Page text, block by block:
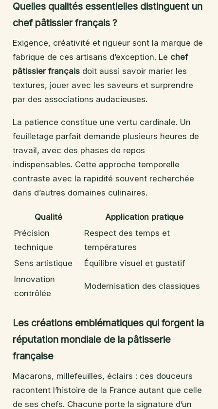
Quelles qualités essentielles distinguent un
chef pâtissier français ?
Exigence, créativité et rigueur sont la marque de
fabrique de ces artisans d’exception. Le chef
pâtissier français doit aussi savoir marier les
textures, jouer avec les saveurs et surprendre
par des associations audacieuses.
La patience constitue une vertu cardinale. Un
feuilletage parfait demande plusieurs heures de
travail, avec des phases de repos
indispensables. Cette approche temporelle
contraste avec la rapidité souvent recherchée
dans d’autres domaines culinaires.
Qualité
Application pratique
Précision
technique
Respect des temps et
températures
Sens artistique
Équilibre visuel et gustatif
Innovation
contrôlée
Modernisation des classiques
Les créations emblématiques qui forgent la
réputation mondiale de la pâtisserie
française
Macarons, millefeuilles, éclairs : ces douceurs
racontent l’histoire de la France autant que celle
de ses chefs. Chacune porte la signature d’un